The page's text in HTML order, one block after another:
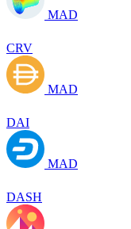
MAD
CRV
MAD
DAI
MAD
DASH